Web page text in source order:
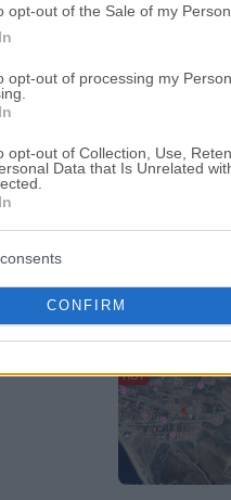
opt-out of the Sale of my
opt-out of processing my
opt-out of Collection, Use,
Data that Is Unrelated
CONFIRM
τοπική αγορά
HOT